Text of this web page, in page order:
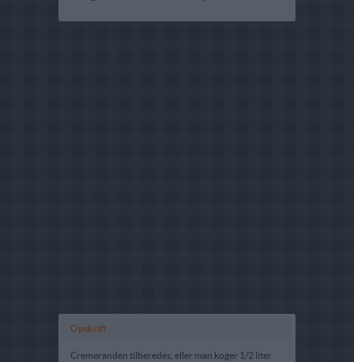
Opskrift
Cremeranden tilberedes, eller man koger 1/2 liter